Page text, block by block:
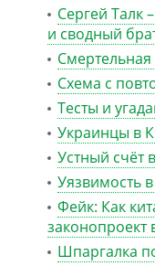
Сергей Талк
и сводный
Смертельная
Схема с
Тесты и
Украинцы в
Устный счёт
Уязвимость
Фейк: Как
законопроект
Шпаргалка